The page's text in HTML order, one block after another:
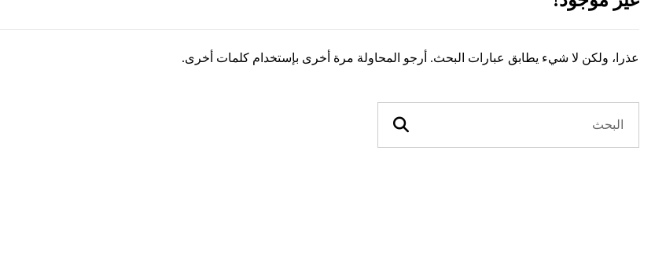
عذرا، ولكن لا شيء يطابق عبارات البحث. أرجو المحاولة مرة أخرى بإستخدام كلمات أخرى.